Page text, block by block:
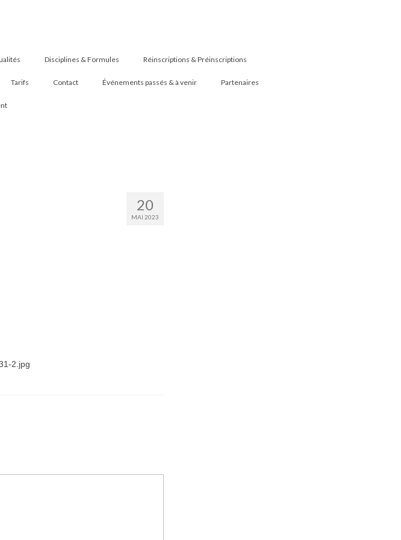
Disciplines & Formules Réinscriptions & Préinscriptions
Tarifs Contact Événements passés & à venir Partenaires
20
MAI 2023
2.jpg